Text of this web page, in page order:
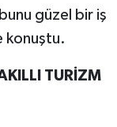
güzel bir iş
konuştu.
TURİZM